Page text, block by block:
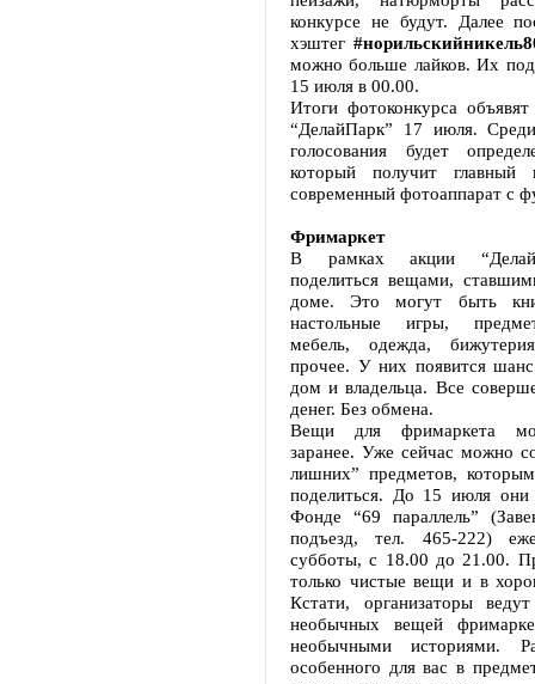
конкурсе не будут. Далее
хэштег
можно больше лайков. Их
15 июля в 00.00.
Итоги фотоконкурса
“ДелайПарк” 17 июля.
голосования будет
который получит
современный фотоаппарат с
Фримаркет
В рамках акции
поделиться вещами,
доме. Это могут быть
настольные игры,
мебель, одежда,
прочее. У них появится
дом и владельца. Все
денег. Без обмена.
Вещи для фримаркета
заранее. Уже сейчас можно
лишних” предметов,
поделиться. До 15 июля
Фонде “69 параллель”
подъезд, тел. 465-222)
субботы, с 18.00 до 21.00.
только чистые вещи и в
Кстати, организаторы
необычных вещей
необычными историями.
особенного для вас в